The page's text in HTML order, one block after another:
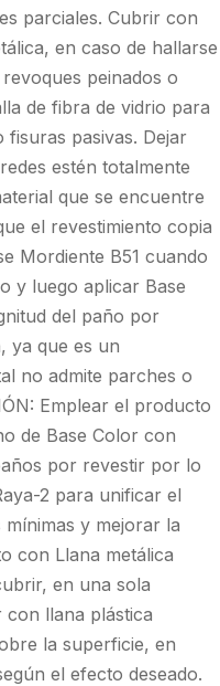
parciales. Cubrir con
en caso de hallarse
peinados o
de fibra de vidrio para
pasivas. Dejar
estén totalmente
que se encuentre
el revestimiento copia
Mordiente B51 cuando
y luego aplicar Base
del paño por
ya que es un
no admite parches o
Emplear el producto
de Base Color con
por revestir por lo
2 para unificar el
y mejorar la
con Llana metálica
en una sola
llana plástica
la superficie, en
el efecto deseado.